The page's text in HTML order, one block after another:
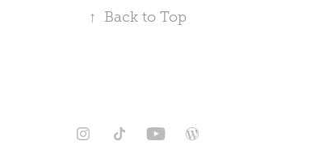
↑ Back to Top